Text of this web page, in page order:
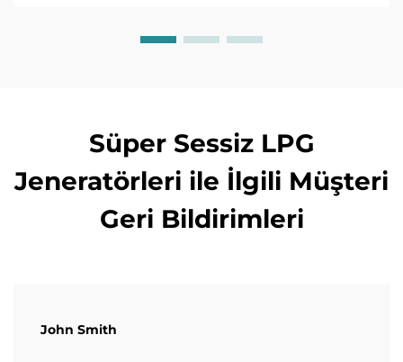
Süper Sessiz LPG
Jeneratörleri ile İlgili Müşteri
Geri Bildirimleri
John Smith